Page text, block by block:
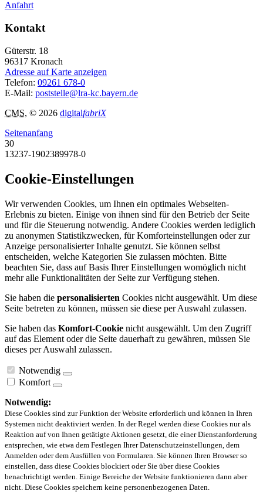
Anfahrt
Kontakt
Güterstr. 18
96317 Kronach
Adresse auf Karte anzeigen
Telefon: 09261 678-0
E-Mail: poststelle@lra-kc.bayern.de
CMS, © 2026 digitalfabriX
Seitenanfang
30
13237-1902389978-0
Cookie-Einstellungen
Wir verwenden Cookies, um Ihnen ein optimales Webseiten-
Erlebnis zu bieten. Einige von ihnen sind für den Betrieb der Seite
und für die Steuerung notwendig. Andere Cookies werden lediglich
zu anonymen Statistikzwecken, für Komforteinstellungen oder zur
Anzeige personalisierter Inhalte genutzt. Sie können selbst
entscheiden, welche Kategorien Sie zulassen möchten. Bitte
beachten Sie, dass auf Basis Ihrer Einstellungen womöglich nicht
mehr alle Funktionalitäten der Seite zur Verfügung stehen.
Sie haben die personalisierten Cookies nicht ausgewählt. Um diese
Seite betreten zu können, müssen sie diese per Auswahl zulassen.
Sie haben das Komfort-Cookie nicht ausgewählt. Um den Zugriff
auf das Element oder die Seite dauerhaft zu gewähren, müssen Sie
dieses per Auswahl zulassen.
Notwendig
Komfort
Notwendig:
Diese Cookies sind zur Funktion der Website erforderlich und können in Ihren
Systemen nicht deaktiviert werden. In der Regel werden diese Cookies nur als
Reaktion auf von Ihnen getätigte Aktionen gesetzt, die einer Dienstanforderung
entsprechen, wie etwa dem Festlegen Ihrer Datenschutzeinstellungen, dem
Anmelden oder dem Ausfüllen von Formularen. Sie können Ihren Browser so
einstellen, dass diese Cookies blockiert oder Sie über diese Cookies
benachrichtigt werden. Einige Bereiche der Website funktionieren dann aber
nicht. Diese Cookies speichern keine personenbezogenen Daten.